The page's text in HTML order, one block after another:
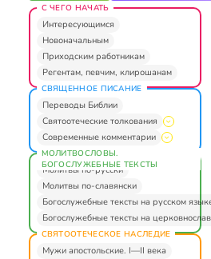
С ЧЕГО НАЧАТЬ
Интересующимся
Новоначальным
Приходским работникам
Регентам, певчим, клирошанам
СВЯЩЕННОЕ ПИСАНИЕ
Переводы Библии
Святоотеческие толкования
Современные комментарии
МОЛИТВОСЛОВЫ.
БОГОСЛУЖЕБНЫЕ ТЕКСТЫ
Молитвы по-русски
Молитвы по-славянски
Богослужебные тексты на русском
Богослужебные тексты на
СВЯТООТЕЧЕСКОЕ НАСЛЕДИЕ
Мужи апостольские. I—II века